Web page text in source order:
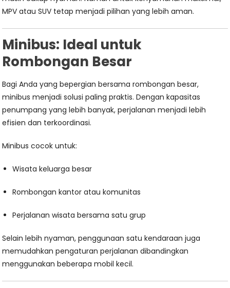
MPV atau SUV tetap menjadi pilihan yang lebih aman.
Minibus: Ideal untuk
Rombongan Besar
Bagi Anda yang bepergian bersama rombongan besar,
minibus menjadi solusi paling praktis. Dengan kapasitas
penumpang yang lebih banyak, perjalanan menjadi lebih
efisien dan terkoordinasi.
Minibus cocok untuk:
Wisata keluarga besar
Rombongan kantor atau komunitas
Perjalanan wisata bersama satu grup
Selain lebih nyaman, penggunaan satu kendaraan juga
memudahkan pengaturan perjalanan dibandingkan
menggunakan beberapa mobil kecil.